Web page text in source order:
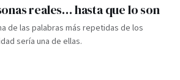
reales… hasta que lo son
de las palabras más repetidas de los
sería una de ellas.